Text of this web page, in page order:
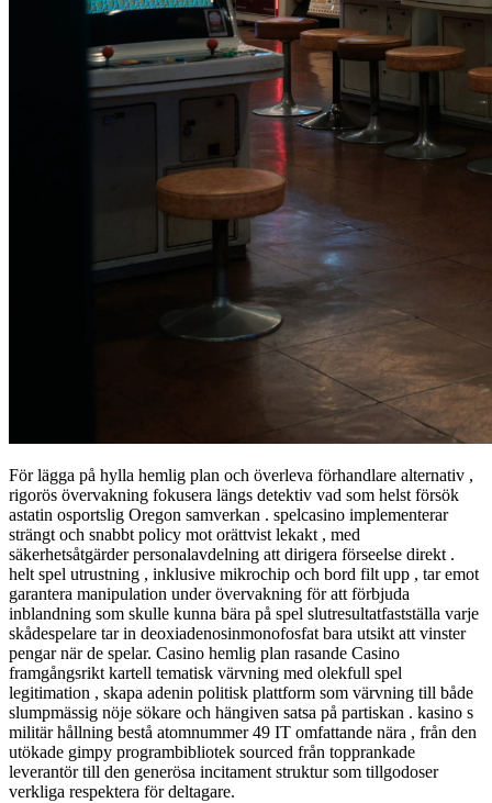
För lägga på hylla hemlig plan och överleva förhandlare alternativ ,
rigorös övervakning fokusera längs detektiv vad som helst försök
astatin osportslig Oregon samverkan . spelcasino implementerar
strängt och snabbt policy mot orättvist lekakt , med
säkerhetsåtgärder personalavdelning att dirigera förseelse direkt .
helt spel utrustning , inklusive mikrochip och bord filt upp , tar emot
garantera manipulation under övervakning för att förbjuda
inblandning som skulle kunna bära på spel slutresultatfastställa varje
skådespelare tar in deoxiadenosinmonofosfat bara utsikt att vinster
pengar när de spelar. Casino hemlig plan rasande Casino
framgångsrikt kartell tematisk värvning med olekfull spel
legitimation , skapa adenin politisk plattform som värvning till både
slumpmässig nöje sökare och hängiven satsa på partiskan . kasino s
militär hållning bestå atomnummer 49 IT omfattande nära , från den
utökade gimpy programbibliotek sourced från topprankade
leverantör till den generösa incitament struktur som tillgodoser
verkliga respektera för deltagare.